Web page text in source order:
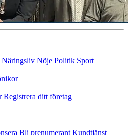
Näringsliv Nöje Politik Sport
Registrera ditt företag
Bli prenumerant Kundtjänst